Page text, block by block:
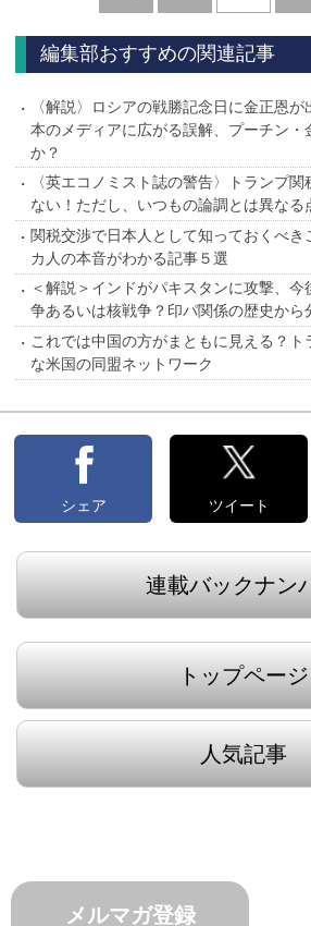
へ
編集部おすすめの関連記事
〈解説〉ロシアの戦勝記念日に金正恩
本のメディアに広がる誤解、プーチン
か？
〈英エコノミスト誌の警告〉トランプ
ない！ただし、いつもの論調とは異な
関税交渉で日本人として知っておくべき
カ人の本音がわかる記事５選
＜解説＞インドがパキスタンに攻撃、
争あるいは核戦争？印パ関係の歴史から
これでは中国の方がまともに見える？
な米国の同盟ネットワーク
シェア ツイート
連載バックナン
トップページ
人気記事
メルマガ登録